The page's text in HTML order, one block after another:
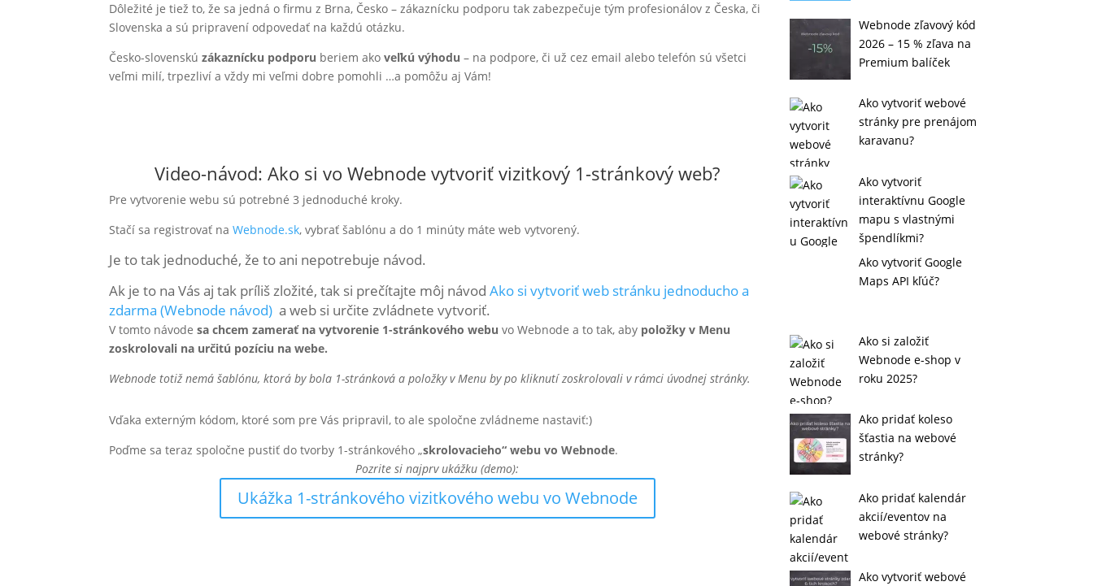
Dôležité je tiež to, že sa jedná o firmu z Brna, Česko – zákaznícku podporu tak zabezpečuje tým profesionálov z Česka, či
Slovenska a sú pripravení odpovedať na každú otázku.
Česko-slovenskúzákaznícku podporu beriem akoveľkú výhodu – na podpore, či už cez email alebo telefón sú všetci
veľmi milí, trpezliví a vždy mi veľmi dobre pomohli …a pomôžu aj Vám!
Video-návod: Ako si voWebnode vytvoriť vizitkový 1-stránkový web?
Pre vytvorenie webu sú potrebné 3 jednoduché kroky.
Stačí sa registrovať naWebnode.sk, vybrať šablónu a do 1 minúty máte web vytvorený.
Je to tak jednoduché, že to ani nepotrebuje návod.
Ak je to na Vás aj tak príliš zložité, tak si prečítajte môj návodAko si vytvoriť web stránku jednoducho a
zdarma (Webnode návod) a web si určite zvládnete vytvoriť.
V tomto návodesa chcem zamerať na vytvorenie 1-stránkového webu vo Webnode a to tak, aby položky v Menu
zoskrolovali na určitú pozíciu na webe.
Webnode totiž nemá šablónu, ktorá by bola 1-stránková a položky v Menu by po kliknutí zoskrolovali v rámci úvodnej stránky.
Vďaka externým kódom, ktoré som pre Vás pripravil, to ale spoločne zvládneme nastaviť:)
Poďme sa teraz spoločne pustiť do tvorby 1-stránkového „skrolovacieho“ webu vo Webnode.
Pozrite si najprv ukážku (demo):
Ukážka 1-stránkového vizitkového webu vo Webnode
Webnode zľavový kód
2026 – 15 % zľava na
Premium balíček
Ako vytvoriť webové
stránky pre prenájom
karavanu?
Ako vytvoriť
interaktívnu Google
mapu s vlastnými
špendlíkmi?
Ako vytvoriť Google
Maps API kľúč?
Ako si založiť
Webnode e-shop v
roku 2025?
Ako pridať koleso
šťastia na webové
stránky?
Ako pridať kalendár
akcií/eventov na
webové stránky?
Ako vytvoriť webové